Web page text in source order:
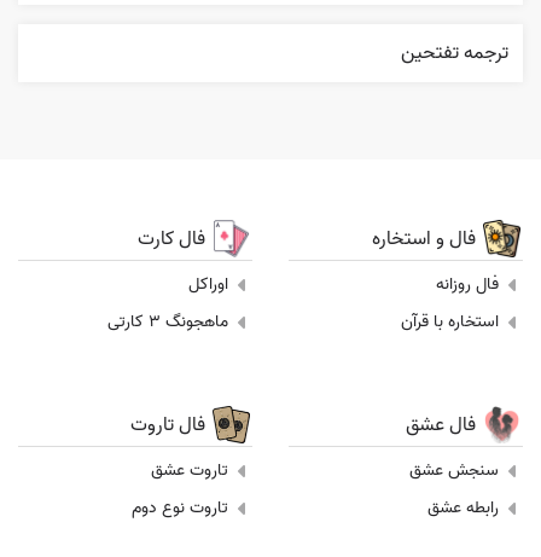
ترجمه تفتحين
فال و استخاره
فال روزانه
استخاره با قرآن
فال کارت
اوراکل
ماهجونگ 3 کارتی
فال عشق
سنجش عشق
رابطه عشق
فال تاروت
تاروت عشق
تاروت نوع دوم